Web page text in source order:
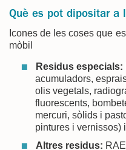
Què es pot dipositar a
Icones de les coses que
mòbil
Residus especials:
acumuladors,
olis vegetals,
fluorescents,
mercuri, sòlids i
pintures i vernissos)
Altres residus: